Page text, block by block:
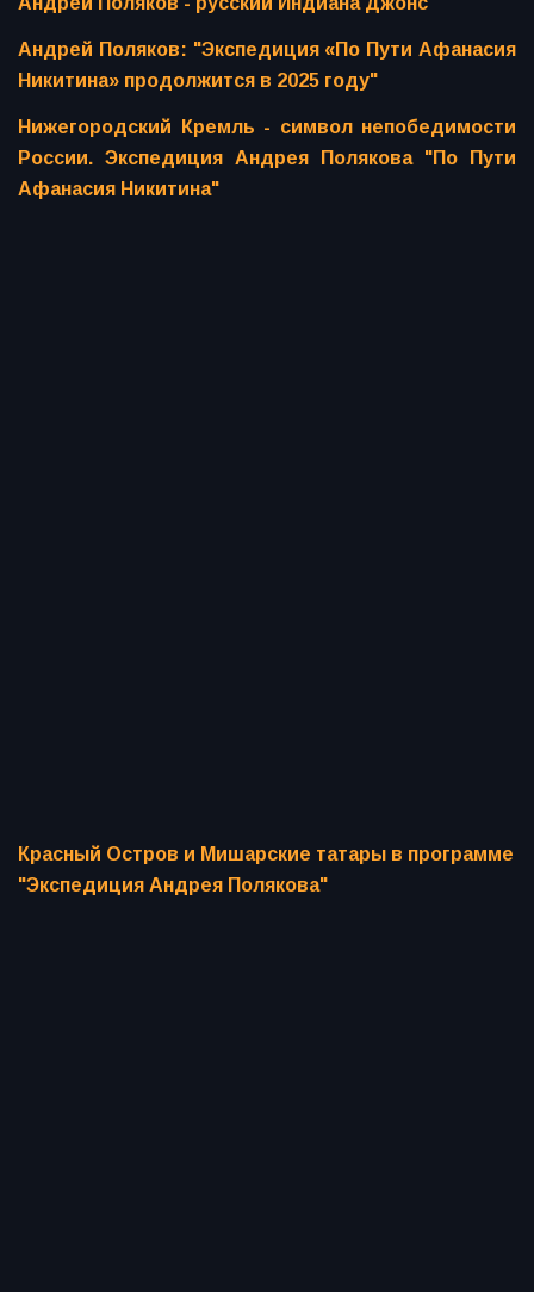
Андрей Поляков: "Экспедиция «По Пути Афанасия
Никитина» продолжится в 2025 году"
Нижегородский Кремль - символ непобедимости
России. Экспедиция Андрея Полякова "По Пути
Афанасия Никитина"
Красный Остров и Мишарские татары в программе
"Экспедиция Андрея Полякова"